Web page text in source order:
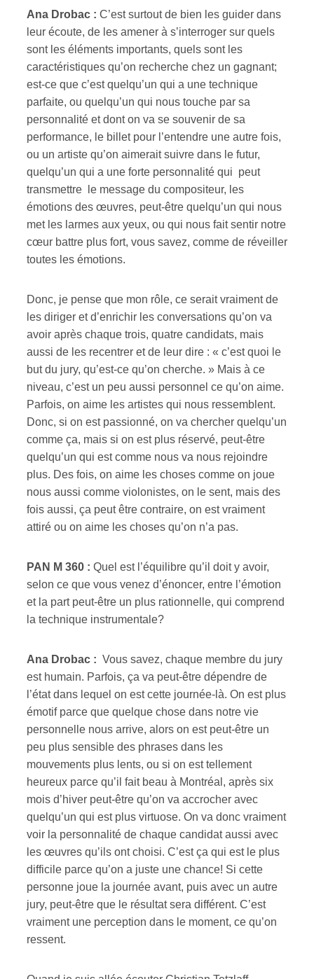
Ana Drobac : C’est surtout de bien les guider dans
leur écoute, de les amener à s’interroger sur quels
sont les éléments importants, quels sont les
caractéristiques qu’on recherche chez un gagnant;
est-ce que c’est quelqu’un qui a une technique
parfaite, ou quelqu’un qui nous touche par sa
personnalité et dont on va se souvenir de sa
performance, le billet pour l’entendre une autre fois,
ou un artiste qu’on aimerait suivre dans le futur,
quelqu’un qui a une forte personnalité qui peut
transmettre le message du compositeur, les
émotions des œuvres, peut-être quelqu’un qui nous
met les larmes aux yeux, ou qui nous fait sentir notre
cœur battre plus fort, vous savez, comme de réveiller
toutes les émotions.
Donc, je pense que mon rôle, ce serait vraiment de
les diriger et d’enrichir les conversations qu’on va
avoir après chaque trois, quatre candidats, mais
aussi de les recentrer et de leur dire : « c’est quoi le
but du jury, qu’est-ce qu’on cherche. » Mais à ce
niveau, c’est un peu aussi personnel ce qu’on aime.
Parfois, on aime les artistes qui nous ressemblent.
Donc, si on est passionné, on va chercher quelqu’un
comme ça, mais si on est plus réservé, peut-être
quelqu’un qui est comme nous va nous rejoindre
plus. Des fois, on aime les choses comme on joue
nous aussi comme violonistes, on le sent, mais des
fois aussi, ça peut être contraire, on est vraiment
attiré ou on aime les choses qu’on n’a pas.
PAN M 360 : Quel est l’équilibre qu’il doit y avoir,
selon ce que vous venez d’énoncer, entre l’émotion
et la part peut-être un plus rationnelle, qui comprend
la technique instrumentale?
Ana Drobac : Vous savez, chaque membre du jury
est humain. Parfois, ça va peut-être dépendre de
l’état dans lequel on est cette journée-là. On est plus
émotif parce que quelque chose dans notre vie
personnelle nous arrive, alors on est peut-être un
peu plus sensible des phrases dans les
mouvements plus lents, ou si on est tellement
heureux parce qu’il fait beau à Montréal, après six
mois d’hiver peut-être qu’on va accrocher avec
quelqu’un qui est plus virtuose. On va donc vraiment
voir la personnalité de chaque candidat aussi avec
les œuvres qu’ils ont choisi. C’est ça qui est le plus
difficile parce qu’on a juste une chance! Si cette
personne joue la journée avant, puis avec un autre
jury, peut-être que le résultat sera différent. C’est
vraiment une perception dans le moment, ce qu’on
ressent.